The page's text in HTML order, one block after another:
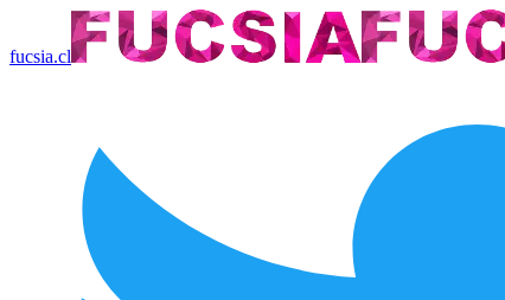
fucsia.cl